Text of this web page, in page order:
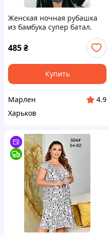
Женская ночная рубашка
из бамбука супер батал.
Удобная ночная рубашка
большого размера
485₴
Купить
Марлен
4.9
Харьков